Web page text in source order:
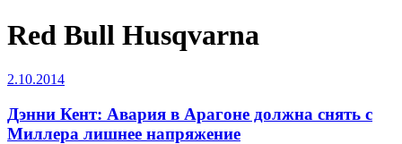
Red Bull Husqvarna
2.10.2014
Дэнни Кент: Авария в Арагоне должна снять с
Миллера лишнее напряжение